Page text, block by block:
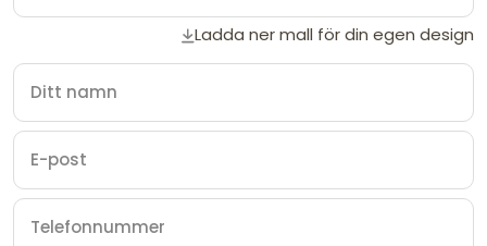
Ladda ner mall för din egen design